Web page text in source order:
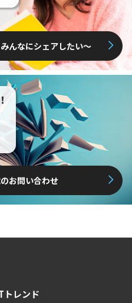
んなにシェアしたい〜
お問い合わせ
トレンド